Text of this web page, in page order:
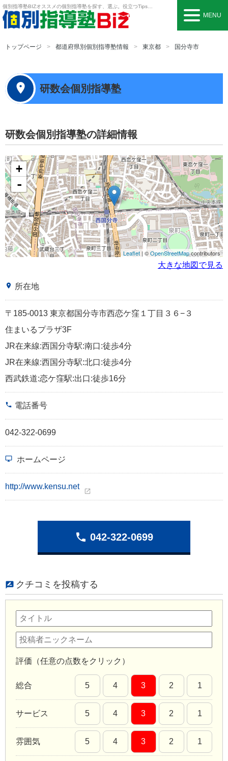
個別指導塾BIZオススメの個別指導塾を探す、選ぶ。役立つTipsも。
MENU
トップページ 都道府県別個別指導塾情報 東京都 国分寺市
研数会個別指導塾
研数会個別指導塾の詳細情報
+
-
Leaflet | ©OpenStreetMapcontributors
大きな地図で見る
place 所在地
〒185-0013 東京都国分寺市西恋ケ窪１丁目３６−３
住まいるプラザ3F
JR在来線:西国分寺駅:南口:徒歩4分
JR在来線:西国分寺駅:北口:徒歩4分
西武鉄道:恋ケ窪駅:出口:徒歩16分
phone 電話番号
042-322-0699
desktop_windows ホームページ
http://www.kensu.net
open_in_new
phone 042-322-0699
クチコミを投稿する
評価（任意の点数をクリック）
総合 5 4 3 2 1
サービス 5 4 3 2 1
雰囲気 5 4 3 2 1